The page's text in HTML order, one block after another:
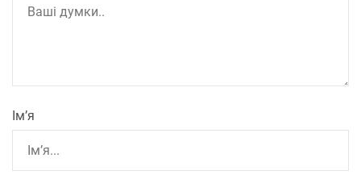
Ім’я